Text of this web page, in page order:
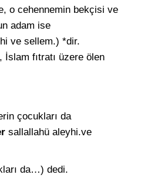
o cehennemin bekçisi ve
adam ise
ve sellem.) *dir.
fıtratı üzere ölen
çocukları da
sallallahü aleyhi.ve
da…) dedi.